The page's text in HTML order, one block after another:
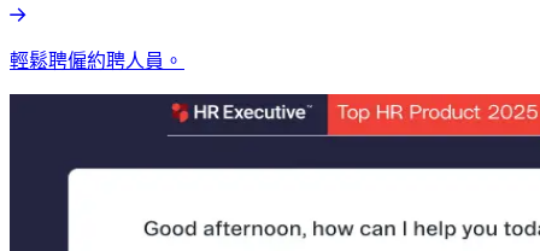
輕鬆聘僱約聘人員。​​